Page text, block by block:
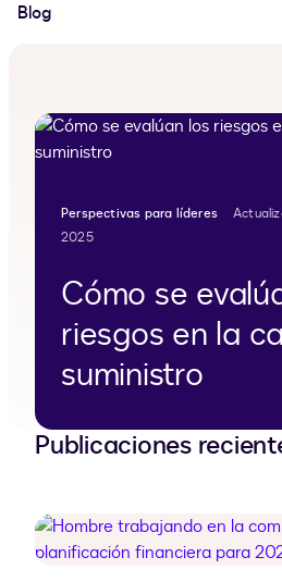
Blog
Perspectivas para líderes
2025
Cómo se
riesgos en la
suministro
Publicaciones